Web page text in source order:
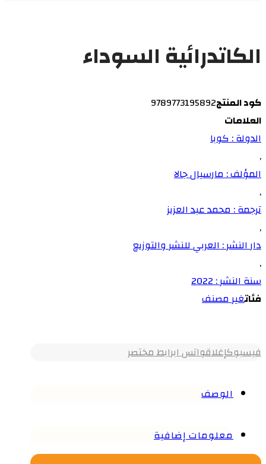
الكاتدرائية السوداء
كود المنتج9789773195892
العلامات
الدولة : كوبا
,
المؤلف : مارسيال جالا
,
ترجمة : محمد عبد العزيز
,
دار النشر : العربي للنشر والتوزيع
,
سنة النشر : 2022
فئاتغير مصنف
فيسبوكإغلاقواتس ابرابط مختصر
الوصف
معلومات إضافية